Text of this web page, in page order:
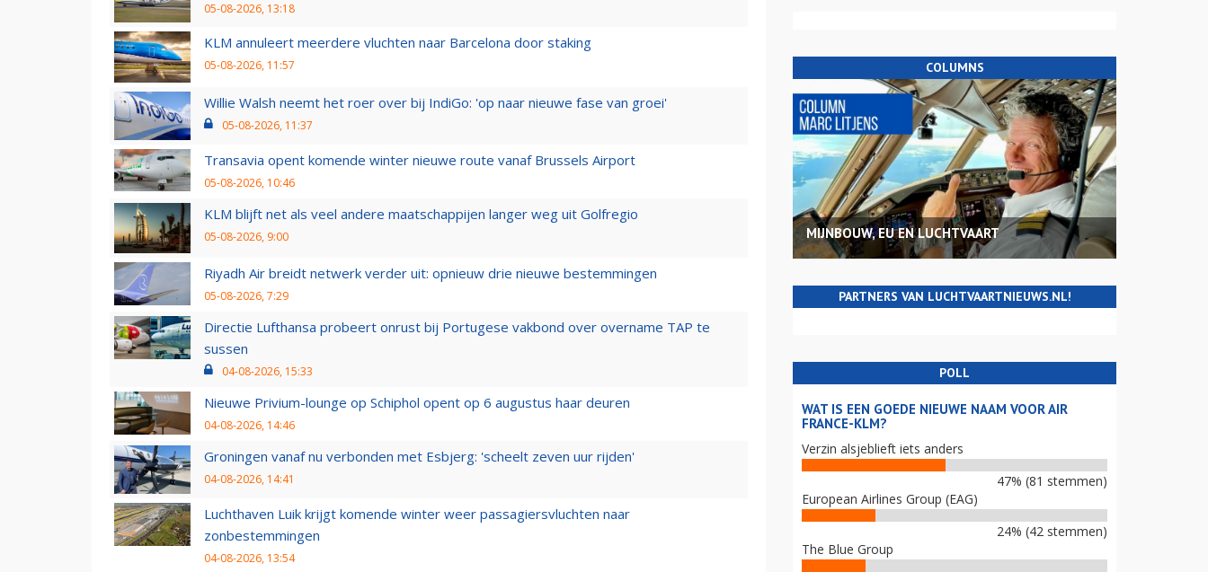
05-08-2026, 13:18
KLM annuleert meerdere vluchten naar Barcelona door staking
05-08-2026, 11:57
Willie Walsh neemt het roer over bij IndiGo: 'op naar nieuwe fase van groei'
05-08-2026, 11:37
Transavia opent komende winter nieuwe route vanaf Brussels Airport
05-08-2026, 10:46
KLM blijft net als veel andere maatschappijen langer weg uit Golfregio
05-08-2026, 9:00
Riyadh Air breidt netwerk verder uit: opnieuw drie nieuwe bestemmingen
05-08-2026, 7:29
Directie Lufthansa probeert onrust bij Portugese vakbond over overname TAP te
sussen
04-08-2026, 15:33
Nieuwe Privium-lounge op Schiphol opent op 6 augustus haar deuren
04-08-2026, 14:46
Groningen vanaf nu verbonden met Esbjerg: 'scheelt zeven uur rijden'
04-08-2026, 14:41
Luchthaven Luik krijgt komende winter weer passagiersvluchten naar
zonbestemmingen
04-08-2026, 13:54
COLUMNS
MIJNBOUW, EU EN LUCHTVAART
PARTNERS VAN LUCHTVAARTNIEUWS.NL!
POLL
WAT IS EEN GOEDE NIEUWE NAAM VOOR AIR
FRANCE-KLM?
Verzin alsjeblieft iets anders
47% (81 stemmen)
European Airlines Group (EAG)
24% (42 stemmen)
The Blue Group